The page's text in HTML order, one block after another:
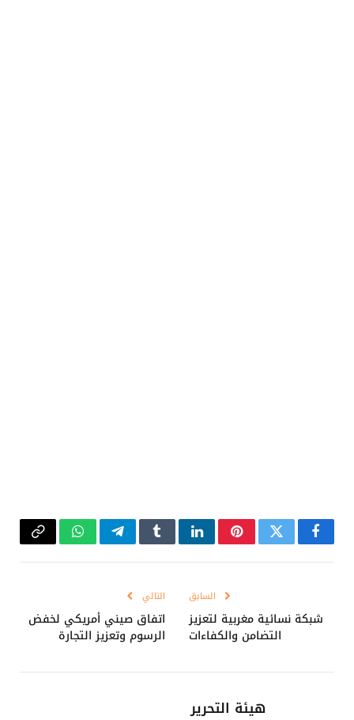
فيسبوكتويتر بينتيريستلينكدإنTumblrتيلقرامواتسابCopy
السابق
شبكة نسائية مغربية لتعزيز
التضامن والكفاءات
التالي
اتفاق صيني أمريكي لخفض
الرسوم وتعزيز التجارة
هيئة التحرير